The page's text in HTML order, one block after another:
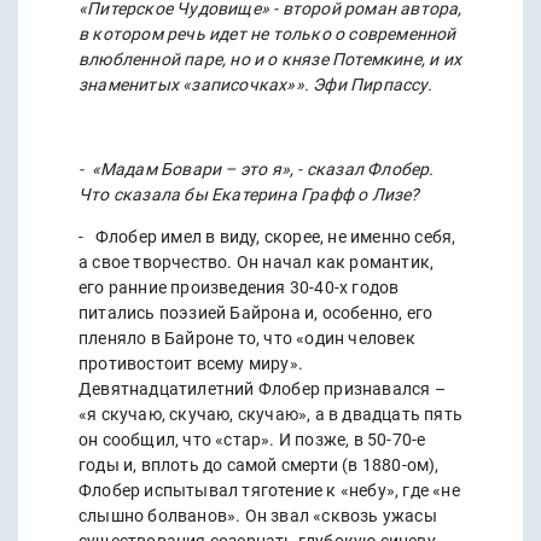
«Питерское Чудовище» - второй роман автора,
в котором речь идет не только о современной
влюбленной паре, но и о князе Потемкине, и их
знаменитых «записочках»». Эфи Пирпассу.
- «Мадам Бовари – это я», - сказал Флобер.
Что сказала бы Екатерина Графф о Лизе?
- Флобер имел в виду, скорее, не именно себя,
а свое творчество. Он начал как романтик,
его ранние произведения 30-40-х годов
питались поэзией Байрона и, особенно, его
пленяло в Байроне то, что «один человек
противостоит всему миру».
Девятнадцатилетний Флобер признавался –
«я скучаю, скучаю, скучаю», а в двадцать пять
он сообщил, что «стар». И позже, в 50-70-е
годы и, вплоть до самой смерти (в 1880-ом),
Флобер испытывал тяготение к «небу», где «не
слышно болванов». Он звал «сквозь ужасы